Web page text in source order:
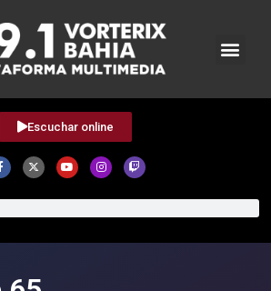
Escuchar online